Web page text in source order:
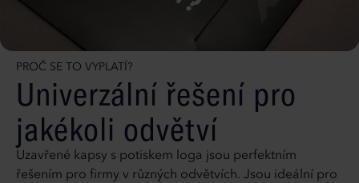
PROČ SE TO VYPLATÍ?
Univerzální řešení pro
jakékoli odvětví
Uzavřené kapsy s potiskem loga jsou perfektním
řešením pro firmy v různých odvětvích. Jsou ideální pro